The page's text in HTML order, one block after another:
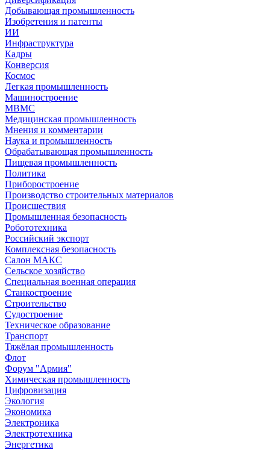
Добывающая промышленность
Изобретения и патенты
ИИ
Инфраструктура
Кадры
Конверсия
Космос
Легкая промышленность
Машиностроение
МВМС
Медицинская промышленность
Мнения и комментарии
Наука и промышленность
Обрабатывающая промышленность
Пищевая промышленность
Политика
Приборостроение
Производство строительных материалов
Происшествия
Промышленная безопасность
Робототехника
Российский экспорт
Комплексная безопасность
Салон МАКС
Сельское хозяйство
Специальная военная операция
Станкостроение
Строительство
Судостроение
Техническое образование
Транспорт
Тяжёлая промышленность
Флот
Форум "Армия"
Химическая промышленность
Цифровизация
Экология
Экономика
Электроника
Электротехника
Энергетика